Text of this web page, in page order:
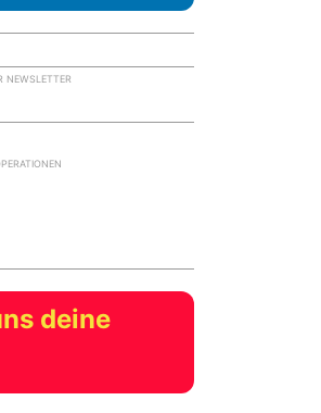
NEWSLETTER
deine